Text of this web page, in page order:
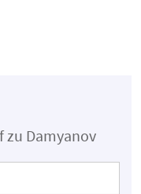
zu Damyanov